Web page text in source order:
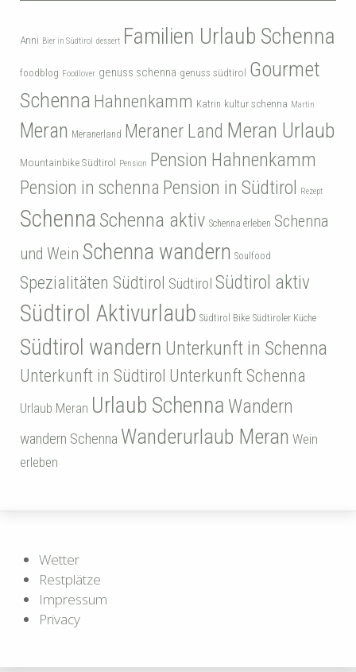
Anni Bier in Südtirol dessert Familien Urlaub Schenna
foodblog Foodlover genuss schenna genuss südtirol Gourmet
Schenna Hahnenkamm Katrin kultur schenna Martin
Meran Meranerland Meraner Land Meran Urlaub
Mountainbike Südtirol Pension Pension Hahnenkamm
Pension in schenna Pension in Südtirol Rezept
SchennaSchenna aktiv Schenna erleben Schenna
und Wein Schenna wandern Soulfood
Spezialitäten Südtirol Südtirol Südtirol aktiv
Südtirol Aktivurlaub Südtirol Bike Südtiroler Küche
Südtirol wandern Unterkunft in Schenna
Unterkunft in Südtirol Unterkunft Schenna
Urlaub Meran Urlaub Schenna Wandern
wandern Schenna Wanderurlaub Meran Wein
erleben
Wetter
Restplätze
Impressum
Privacy